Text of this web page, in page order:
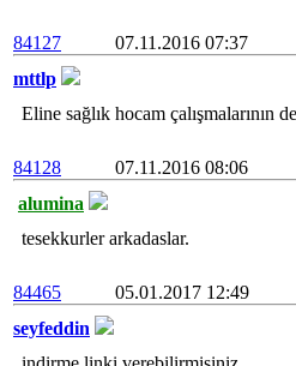
84127
07.11.2016 07:37
mttlp
Eline sağlık hocam çalışmalarının
84128
07.11.2016 08:06
alumina
tesekkurler arkadaslar.
84465
05.01.2017 12:49
seyfeddin